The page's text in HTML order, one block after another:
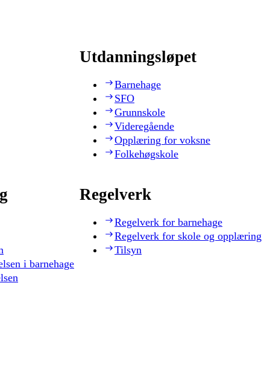
Utdanningsløpet
Barnehage
SFO
Grunnskole
Videregående
Opplæring for voksne
Folkehøgskole
i barnehage
Regelverk
Regelverk for barnehage
Regelverk for skole og opplæring
Tilsyn